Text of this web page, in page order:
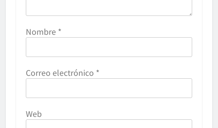
Nombre *
Correo electrónico *
Web